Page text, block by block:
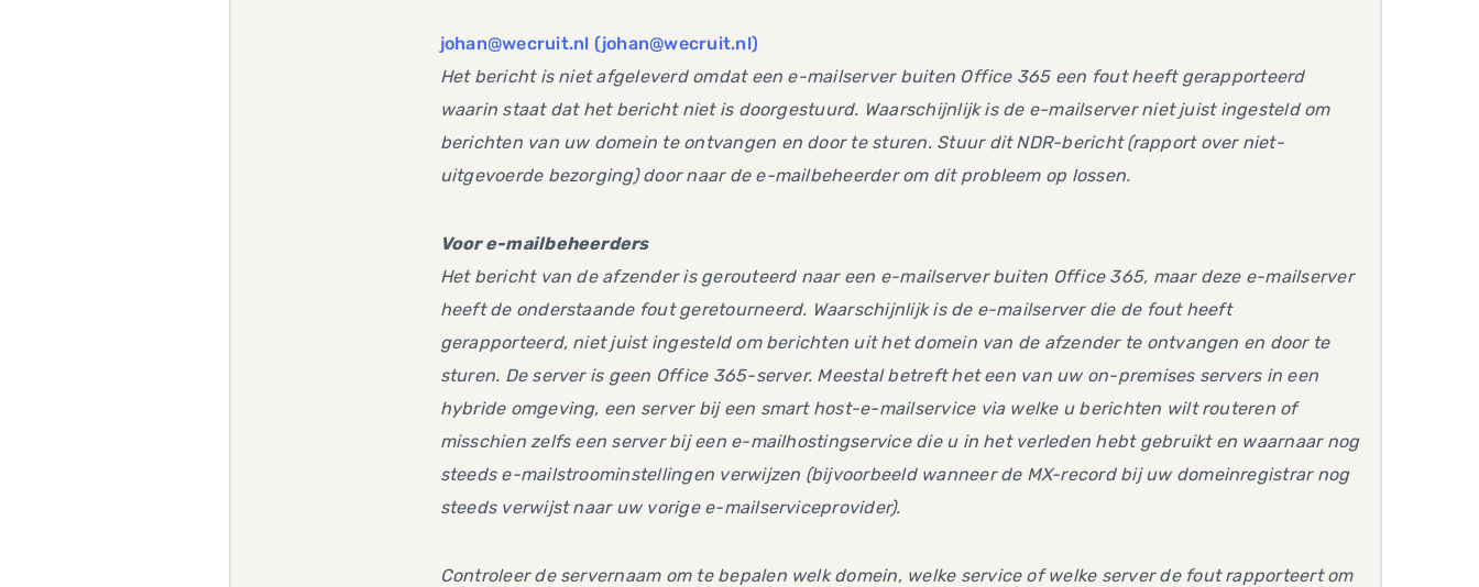
johan@wecruit.nl (johan@wecruit.nl)
Het bericht is niet afgeleverd omdat een e-mailserver buiten Office 365 een fout heeft gerapporteerd
waarin staat dat het bericht niet is doorgestuurd. Waarschijnlijk is de e-mailserver niet juist ingesteld om
berichten van uw domein te ontvangen en door te sturen. Stuur dit NDR-bericht (rapport over niet-
uitgevoerde bezorging) door naar de e-mailbeheerder om dit probleem op lossen.
Voor e-mailbeheerders
Het bericht van de afzender is gerouteerd naar een e-mailserver buiten Office 365, maar deze e-mailserver
heeft de onderstaande fout geretourneerd. Waarschijnlijk is de e-mailserver die de fout heeft
gerapporteerd, niet juist ingesteld om berichten uit het domein van de afzender te ontvangen en door te
sturen. De server is geen Office 365-server. Meestal betreft het een van uw on-premises servers in een
hybride omgeving, een server bij een smart host-e-mailservice via welke u berichten wilt routeren of
misschien zelfs een server bij een e-mailhostingservice die u in het verleden hebt gebruikt en waarnaar nog
steeds e-mailstroominstellingen verwijzen (bijvoorbeeld wanneer de MX-record bij uw domeinregistrar nog
steeds verwijst naar uw vorige e-mailserviceprovider).
Controleer de servernaam om te bepalen welk domein, welke service of welke server de fout rapporteert om